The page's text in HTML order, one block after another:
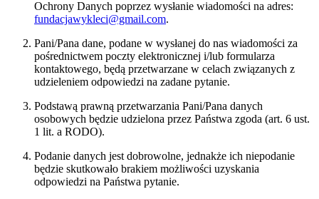
Ochrony Danych poprzez wysłanie wiadomości na adres:
fundacjawykleci@gmail.com.
Pani/Pana dane, podane w wysłanej do nas wiadomości za
pośrednictwem poczty elektronicznej i/lub formularza
kontaktowego, będą przetwarzane w celach związanych z
udzieleniem odpowiedzi na zadane pytanie.
Podstawą prawną przetwarzania Pani/Pana danych
osobowych będzie udzielona przez Państwa zgoda (art. 6 ust.
1 lit. a RODO).
Podanie danych jest dobrowolne, jednakże ich niepodanie
będzie skutkowało brakiem możliwości uzyskania
odpowiedzi na Państwa pytanie.